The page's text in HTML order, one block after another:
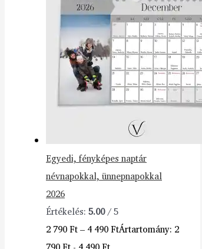
Egyedi, fényképes naptár
névnapokkal, ünnepnapokkal
2026
Értékelés: 5.00/ 5
2 790Ft– 4 490FtÁrtartomány: 2